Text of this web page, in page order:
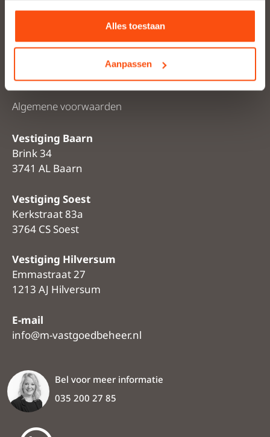
Alles toestaan
Aanpassen
Vastgoedbeheer
Privacyverklaring
Algemene voorwaarden
Vestiging Baarn
Brink 34
3741 AL Baarn
Vestiging Soest
Kerkstraat 83a
3764 CS Soest
Vestiging Hilversum
Emmastraat 27
1213 AJ Hilversum
E-mail
info@m-vastgoedbeheer.nl
Bel voor meer informatie
035 200 27 85